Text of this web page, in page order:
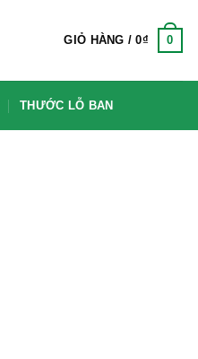
GIỎ HÀNG /0₫ 0
THƯỚC LỖ BAN